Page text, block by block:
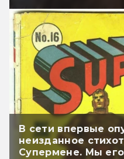
В сети впервые
неизданное
Супермене. Мы